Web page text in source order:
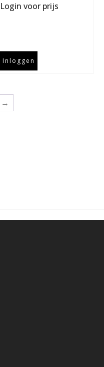
Login voor prijs
Inloggen
→